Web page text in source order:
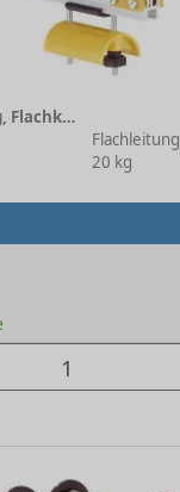
Leitungswagen 4-rollig, Flachkabel TB 116 mm
Flachleitung
20 kg